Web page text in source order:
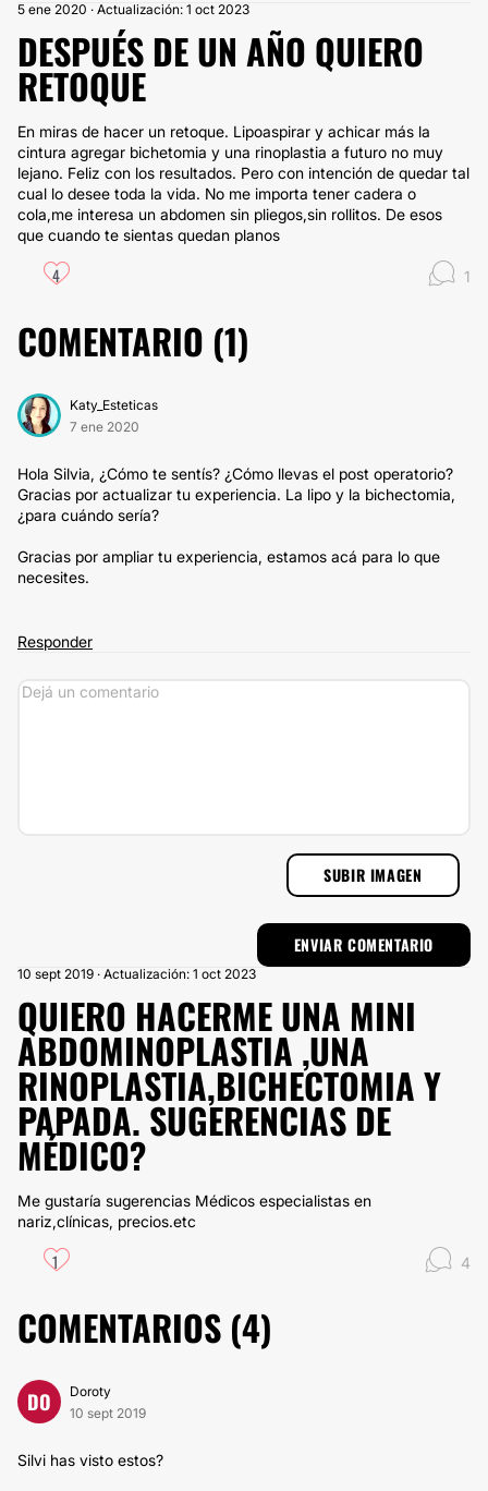
5 ene 2020 · Actualización: 1 oct 2023
DESPUÉS DE UN AÑO QUIERO
RETOQUE
En miras de hacer un retoque. Lipoaspirar y achicar más la
cintura agregar bichetomia y una rinoplastia a futuro no muy
lejano. Feliz con los resultados. Pero con intención de quedar tal
cual lo desee toda la vida. No me importa tener cadera o
cola,me interesa un abdomen sin pliegos,sin rollitos. De esos
que cuando te sientas quedan planos
4 1
COMENTARIO (1)
Katy_Esteticas
7 ene 2020
Hola Silvia, ¿Cómo te sentís? ¿Cómo llevas el post operatorio?
Gracias por actualizar tu experiencia. La lipo y la bichectomia,
¿para cuándo sería?
Gracias por ampliar tu experiencia, estamos acá para lo que
necesites.
Responder
SUBIR IMAGEN
10 sept 2019 · Actualización: 1 oct 2023
QUIERO HACERME UNA MINI
ABDOMINOPLASTIA ,UNA
RINOPLASTIA,BICHECTOMIA Y
PAPADA. SUGERENCIAS DE
MÉDICO?
Me gustaría sugerencias Médicos especialistas en
nariz,clínicas, precios.etc
1 4
COMENTARIOS (4)
DO
Doroty
10 sept 2019
Silvi has visto estos?